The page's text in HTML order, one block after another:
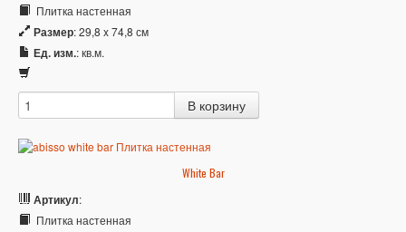
Плитка настенная
Размер: 29,8 x 74,8 см
Ед. изм.: кв.м.
White Bar
Артикул:
Плитка настенная